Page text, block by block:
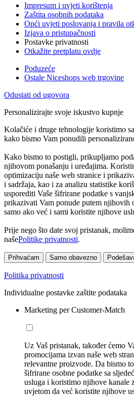
Impresum i uvjeti korištenja
Zaštita osobnih podataka
Opći uvjeti poslovanja i pravila
Izjava o pristupačnosti
Postavke privatnosti
Otkažite pretplatu ovdje
Poduzeće
Ostale Niceshops web trgovine
Odustati od ugovora
Personalizirajte svoje iskustvo kupnje
Kolačiće i druge tehnologije koristimo
kako bismo Vam ponudili
Kako bismo to postigli, prikupljamo
njihovom ponašanju i uređajima.
optimizaciju naše web stranice i
i sadržaja, kao i za analizu statistike
usporediti Vaše šifrirane podatke s
prikazivati Vam ponude putem njihovih
samo ako već i sami koristite njihove
Prije nego što date svoj pristanak,
našePolitike privatnosti.
Prihvaćam Samo obavezno
Politika privatnosti
Individualne postavke zaštite podataka
Marketing per Customer-Match
Uz Vaš pristanak, također ćemo
promocijama izvan naše web
relevantne proizvode. Da bismo
šifrirane osobne podatke sa
usluga i koristimo njihove kanale
uvjetom da već koristite njihove